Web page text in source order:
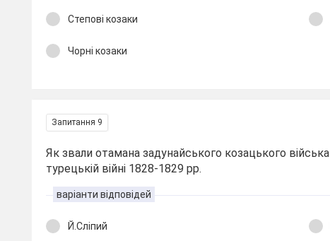
Степові козаки
Чорні козаки
Запитання 9
Як звали отамана задунайського козацького
турецькій війні 1828-1829 рр.
варіанти відповідей
Й.Сліпий